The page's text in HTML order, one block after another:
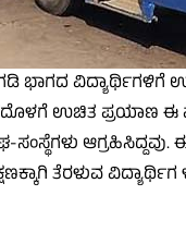
ಭಾಗದ
ಉಚಿತ ಪ್ರಯಾಣ
ತೆರಳುವ